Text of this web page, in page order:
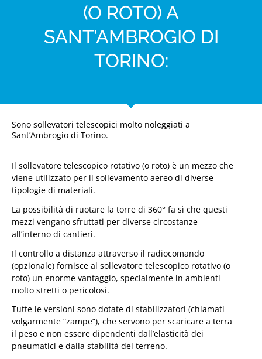
(O ROTO) A
SANT’AMBROGIO DI
TORINO:
Sono sollevatori telescopici molto noleggiati a
Sant’Ambrogio di Torino.
Il sollevatore telescopico rotativo (o roto) è un mezzo che
viene utilizzato per il sollevamento aereo di diverse
tipologie di materiali.
La possibilità di ruotare la torre di 360° fa sì che questi
mezzi vengano sfruttati per diverse circostanze
all’interno di cantieri.
Il controllo a distanza attraverso il radiocomando
(opzionale) fornisce al sollevatore telescopico rotativo (o
roto) un enorme vantaggio, specialmente in ambienti
molto stretti o pericolosi.
Tutte le versioni sono dotate di stabilizzatori (chiamati
volgarmente “zampe”), che servono per scaricare a terra
il peso e non essere dipendenti dall’elasticità dei
pneumatici e dalla stabilità del terreno.